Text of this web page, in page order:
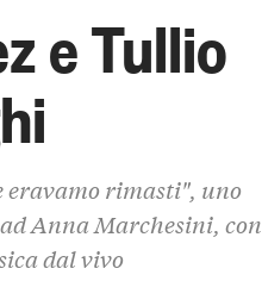
e Tullio
eravamo rimasti", uno
Anna Marchesini, con
dal vivo